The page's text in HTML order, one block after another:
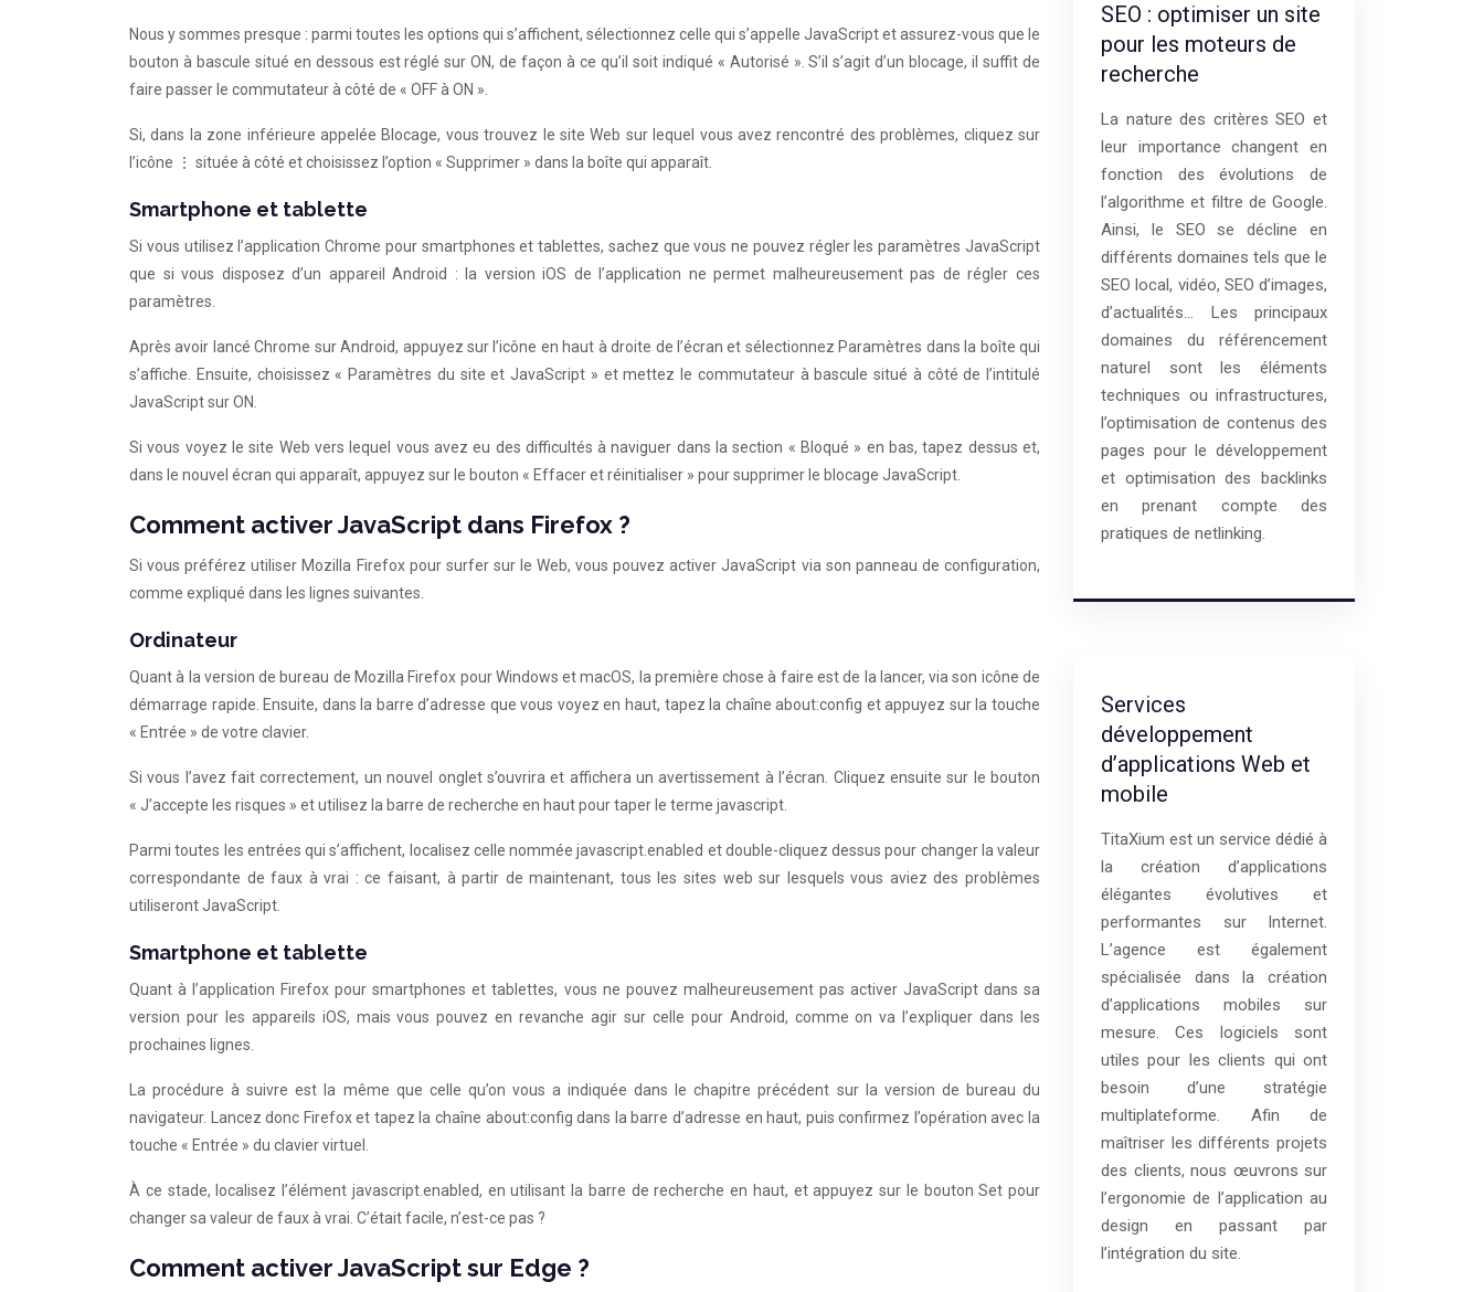
Nous y sommes presque : parmi toutes les options qui s’affichent, sélectionnez celle qui s’appelle JavaScript et assurez-vous que le
bouton à bascule situé en dessous est réglé sur ON, de façon à ce qu’il soit indiqué « Autorisé ». S’il s’agit d’un blocage, il suffit de
faire passer le commutateur à côté de « OFF à ON ».
Si, dans la zone inférieure appelée Blocage, vous trouvez le site Web sur lequel vous avez rencontré des problèmes, cliquez sur
l’icône ⋮ située à côté et choisissez l’option « Supprimer » dans la boîte qui apparaît.
Smartphone et tablette
Si vous utilisez l’application Chrome pour smartphones et tablettes, sachez que vous ne pouvez régler les paramètres JavaScript
que si vous disposez d’un appareil Android : la version iOS de l’application ne permet malheureusement pas de régler ces
paramètres.
Après avoir lancé Chrome sur Android, appuyez sur l’icône en haut à droite de l’écran et sélectionnez Paramètres dans la boîte qui
s’affiche. Ensuite, choisissez « Paramètres du site et JavaScript » et mettez le commutateur à bascule situé à côté de l’intitulé
JavaScript sur ON.
Si vous voyez le site Web vers lequel vous avez eu des difficultés à naviguer dans la section « Bloqué » en bas, tapez dessus et,
dans le nouvel écran qui apparaît, appuyez sur le bouton « Effacer et réinitialiser » pour supprimer le blocage JavaScript.
Comment activer JavaScript dans Firefox ?
Si vous préférez utiliser Mozilla Firefox pour surfer sur le Web, vous pouvez activer JavaScript via son panneau de configuration,
comme expliqué dans les lignes suivantes.
Ordinateur
Quant à la version de bureau de Mozilla Firefox pour Windows et macOS, la première chose à faire est de la lancer, via son icône de
démarrage rapide. Ensuite, dans la barre d’adresse que vous voyez en haut, tapez la chaîne about:config et appuyez sur la touche
« Entrée » de votre clavier.
Si vous l’avez fait correctement, un nouvel onglet s’ouvrira et affichera un avertissement à l’écran. Cliquez ensuite sur le bouton
« J’accepte les risques » et utilisez la barre de recherche en haut pour taper le terme javascript.
Parmi toutes les entrées qui s’affichent, localisez celle nommée javascript.enabled et double-cliquez dessus pour changer la valeur
correspondante de faux à vrai : ce faisant, à partir de maintenant, tous les sites web sur lesquels vous aviez des problèmes
utiliseront JavaScript.
Smartphone et tablette
Quant à l’application Firefox pour smartphones et tablettes, vous ne pouvez malheureusement pas activer JavaScript dans sa
version pour les appareils iOS, mais vous pouvez en revanche agir sur celle pour Android, comme on va l’expliquer dans les
prochaines lignes.
La procédure à suivre est la même que celle qu’on vous a indiquée dans le chapitre précédent sur la version de bureau du
navigateur. Lancez donc Firefox et tapez la chaîne about:config dans la barre d’adresse en haut, puis confirmez l’opération avec la
touche « Entrée » du clavier virtuel.
À ce stade, localisez l’élément javascript.enabled, en utilisant la barre de recherche en haut, et appuyez sur le bouton Set pour
changer sa valeur de faux à vrai. C’était facile, n’est-ce pas ?
Comment activer JavaScript sur Edge ?
SEO : optimiser un site
pour les moteurs de
recherche
La nature des critères SEO et
leur importance changent en
fonction des évolutions de
l’algorithme et filtre de Google.
Ainsi, le SEO se décline en
différents domaines tels que le
SEO local, vidéo, SEO d’images,
d’actualités… Les principaux
domaines du référencement
naturel sont les éléments
techniques ou infrastructures,
l’optimisation de contenus des
pages pour le développement
et optimisation des backlinks
en prenant compte des
pratiques de netlinking.
Services
développement
d’applications Web et
mobile
TitaXium est un service dédié à
la création d’applications
élégantes évolutives et
performantes sur Internet.
L’agence est également
spécialisée dans la création
d’applications mobiles sur
mesure. Ces logiciels sont
utiles pour les clients qui ont
besoin d’une stratégie
multiplateforme. Afin de
maîtriser les différents projets
des clients, nous œuvrons sur
l’ergonomie de l’application au
design en passant par
l’intégration du site.